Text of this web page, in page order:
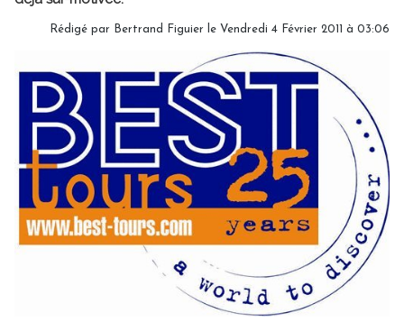
Rédigé par Bertrand Figuier le Vendredi 4 Février 2011 à 03:06